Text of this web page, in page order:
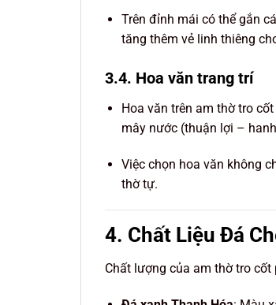
Trên đỉnh mái có thể gắn
tăng thêm vẻ linh thiêng
3.4. Hoa văn trang trí
Hoa văn trên am thờ tro
mây nước (thuận lợi –
Việc chọn hoa văn không
thờ tự.
4. Chất Liệu Đá
Chất lượng của am thờ tro